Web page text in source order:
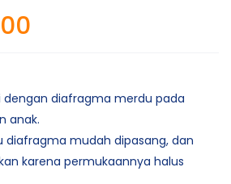
dengan diafragma merdu pada
anak.
diafragma mudah dipasang, dan
karena permukaannya halus